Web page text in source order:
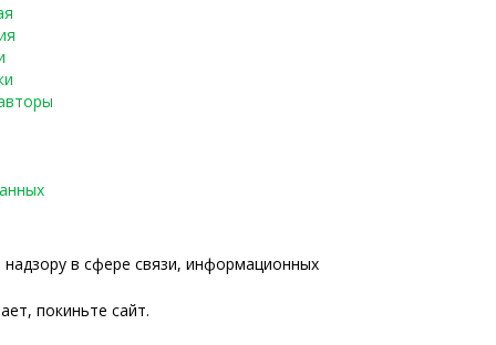
в сфере связи, информационных
покиньте сайт.